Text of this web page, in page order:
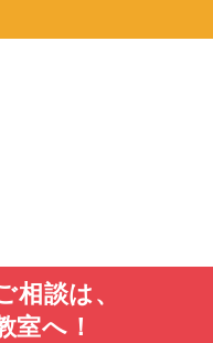
相談は、
室へ！